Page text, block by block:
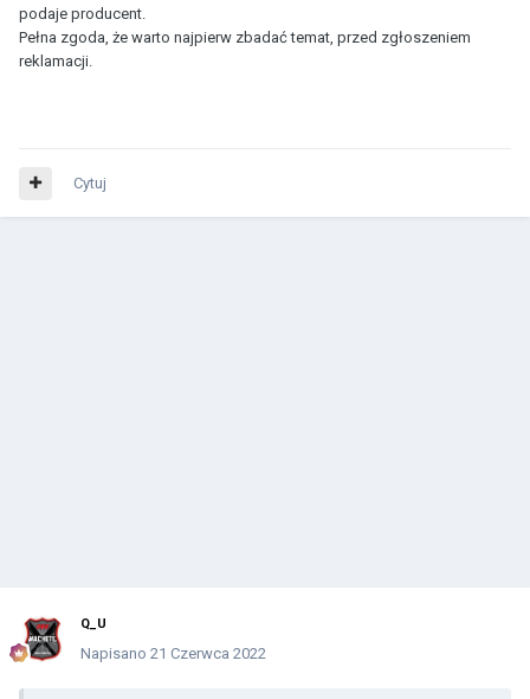
podaje producent.
Pełna zgoda, że warto najpierw zbadać temat, przed zgłoszeniem
reklamacji.
Cytuj
Q_U
Napisano 21 Czerwca 2022